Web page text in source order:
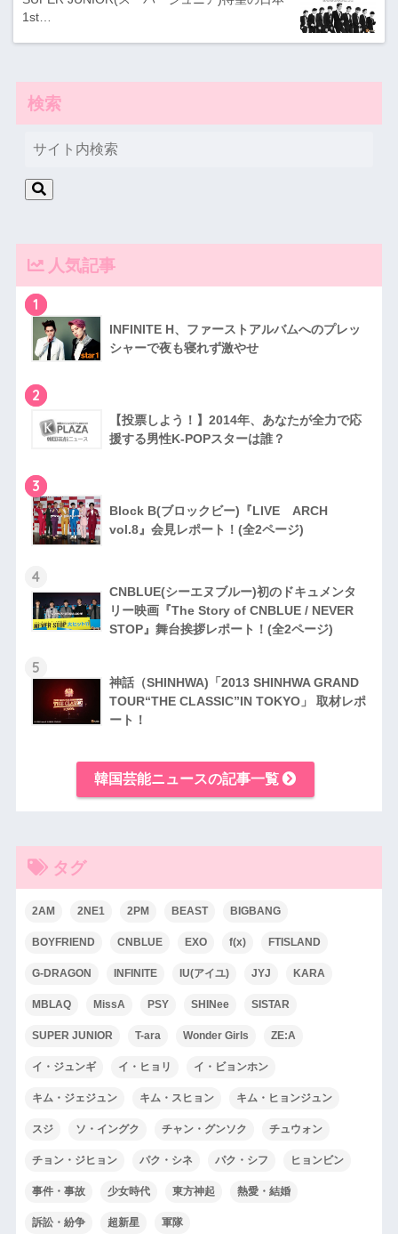
1st…
検索
人気記事
1
INFINITE H、ファーストアルバムへのプレッ
シャーで夜も寝れず激やせ
2
【投票しよう！】2014年、あなたが全力で応
援する男性K-POPスターは誰？
3
Block B(ブロックビー)『LIVE ARCH
vol.8』会見レポート！(全2ページ)
4
CNBLUE(シーエヌブルー)初のドキュメンタ
リー映画『The Story of CNBLUE / NEVER
STOP』舞台挨拶レポート！(全2ページ)
5
神話（SHINHWA)「2013 SHINHWA GRAND
TOUR“THE CLASSIC”IN TOKYO」 取材レポ
ート！
韓国芸能ニュースの記事一覧
タグ
2AM 2NE1 2PM BEAST BIGBANG
BOYFRIEND CNBLUE EXO f(x) FTISLAND
G-DRAGON INFINITE IU(アイユ) JYJ KARA
MBLAQ MissA PSY SHINee SISTAR
SUPER JUNIOR T-ara Wonder Girls ZE:A
イ・ジュンギ イ・ヒョリ イ・ビョンホン
キム・ジェジュン キム・スヒョン キム・ヒョンジュン
スジ ソ・イングク チャン・グンソク チュウォン
チョン・ジヒョン パク・シネ パク・シフ ヒョンビン
事件・事故 少女時代 東方神起 熱愛・結婚
訴訟・紛争 超新星 軍隊